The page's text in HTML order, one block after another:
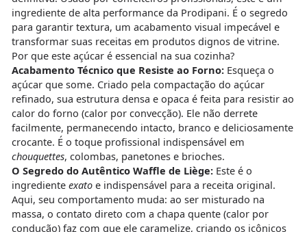
ingrediente de alta performance da Prodipani. É o segredo
para garantir textura, um acabamento visual impecável e
transformar suas receitas em produtos dignos de vitrine.
Por que este açúcar é essencial na sua cozinha?
Acabamento Técnico que Resiste ao Forno:Esqueça o
açúcar que some. Criado pela compactação do açúcar
refinado, sua estrutura densa e opaca é feita para resistir ao
calor do forno (calor por convecção). Ele não derrete
facilmente, permanecendo intacto, branco e deliciosamente
crocante. É o toque profissional indispensável em
chouquettes, colombas, panetones e brioches.
O Segredo do Autêntico Waffle de Liège:Este é o
ingrediente exatoe indispensável para a receita original.
Aqui, seu comportamento muda: ao ser misturado na
massa, o contato direto com a chapa quente (calor por
condução) faz com que ele caramelize, criando os icônicos